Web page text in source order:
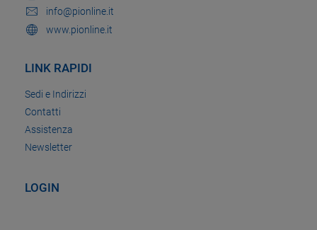
info@pionline.it
www.pionline.it
LINK RAPIDI
Sedi e Indirizzi
Contatti
Assistenza
Newsletter
LOGIN